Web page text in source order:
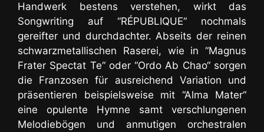
Handwerk bestens verstehen, wirkt das
Songwriting auf “RÉPUBLIQUE“ nochmals
gereifter und durchdachter. Abseits der reinen
schwarzmetallischen Raserei, wie in “Magnus
Frater Spectat Te“ oder “Ordo Ab Chao“ sorgen
die Franzosen für ausreichend Variation und
präsentieren beispielsweise mit “Alma Mater“
eine opulente Hymne samt verschlungenen
Melodiebögen und anmutigen orchestralen